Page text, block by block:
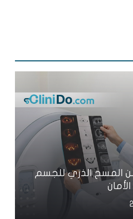
المسح الذري للجسم